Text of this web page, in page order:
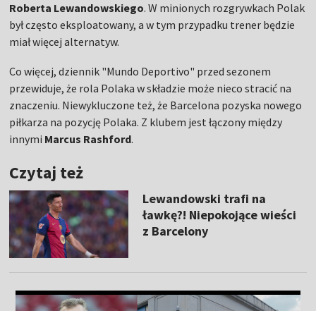
Roberta Lewandowskiego. W minionych rozgrywkach Polak
był często eksploatowany, a w tym przypadku trener będzie
miał więcej alternatyw.
Co więcej, dziennik "Mundo Deportivo" przed sezonem
przewiduje, że rola Polaka w składzie może nieco stracić na
znaczeniu. Niewykluczone też, że Barcelona pozyska nowego
piłkarza na pozycję Polaka. Z klubem jest łączony między
innymi Marcus Rashford.
Czytaj też
Lewandowski trafi na
ławkę?! Niepokojące wieści
z Barcelony